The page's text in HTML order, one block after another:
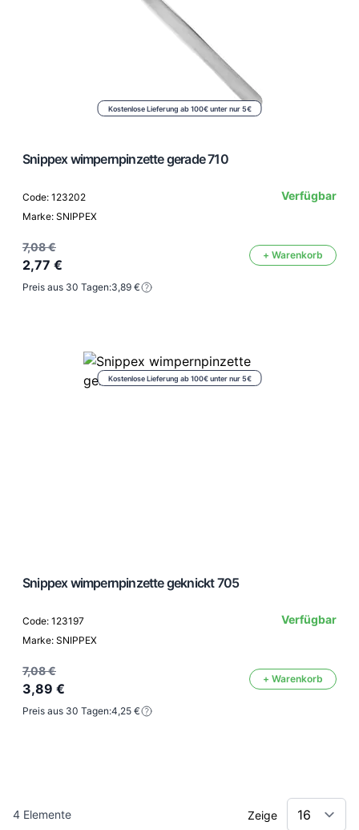
Kostenlose Lieferung ab 100€ unter nur 5€
Snippex wimpernpinzette gerade 710
Code: 123202
Marke: SNIPPEX
Verfügbar
7,08 €
2,77 €
+ Warenkorb
Preis aus 30 Tagen:3,89 €
Kostenlose Lieferung ab 100€ unter nur 5€
Snippex wimpernpinzette geknickt 705
Code: 123197
Marke: SNIPPEX
Verfügbar
7,08 €
3,89 €
+ Warenkorb
Preis aus 30 Tagen:4,25 €
4 Elemente Zeige